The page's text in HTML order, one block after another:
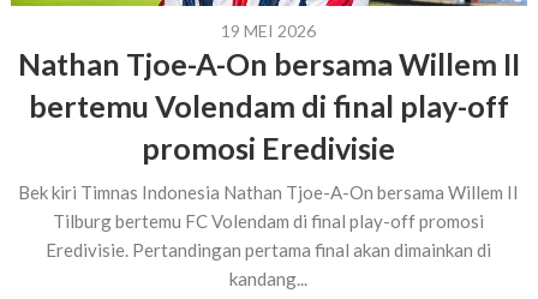
19 MEI 2026
Nathan Tjoe-A-On bersama Willem II
bertemu Volendam di final play-off
promosi Eredivisie
Bek kiri Timnas Indonesia Nathan Tjoe-A-On bersama Willem II
Tilburg bertemu FC Volendam di final play-off promosi
Eredivisie. Pertandingan pertama final akan dimainkan di
kandang...